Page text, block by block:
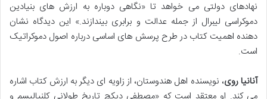
نهادهای دولتی می خواهد تا «نگاهی دوباره به ارزش های بنیادین
دموکراسی لیبرال از جمله عدالت و برابری بیندازند.» این دیدگاه نشان
دهنده اهمیت کتاب در طرح پرسش های اساسی درباره اصول دموکراتیک
است.
آنانیا روی، نویسنده اهل هندوستان، از زاویه ای دیگر به ارزش کتاب اشاره